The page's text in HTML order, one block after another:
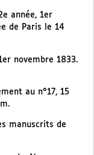
année, 1er
de Paris le 14
novembre 1833.
au n°17, 15
manuscrits de